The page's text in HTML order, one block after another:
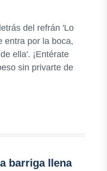
del refrán 'Lo
entra por la boca,
ella'. ¡Entérate
sin privarte de
barriga llena